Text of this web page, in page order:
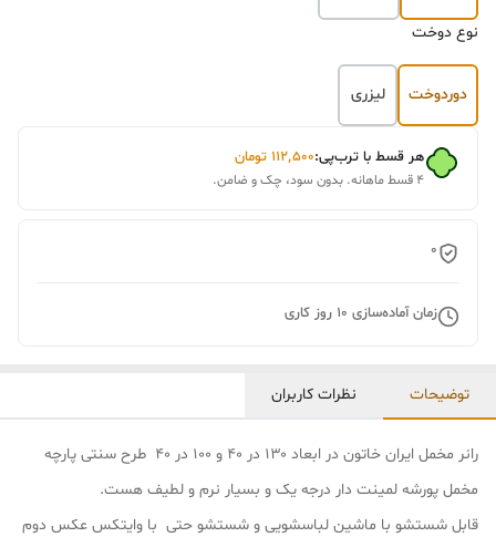
نوع دوخت
دوردوخت لیزری
هر قسط با ترب‌پی:۱۱۲٬۵۰۰ تومان
۴ قسط ماهانه. بدون سود، چک و ضامن.
0
زمان آماده‌سازی 10 روز کاری
توضیحات نظرات کاربران
رانر مخمل ایران خاتون در ابعاد ۱۳۰ در ۴۰ و ۱۰۰ در ۴۰ طرح سنتی پارچه
مخمل پورشه لمینت دار درجه یک و بسیار نرم و لطیف هست.
قابل شستشو با ماشین لباسشویی و شستشو حتی با وایتکس عکس دوم